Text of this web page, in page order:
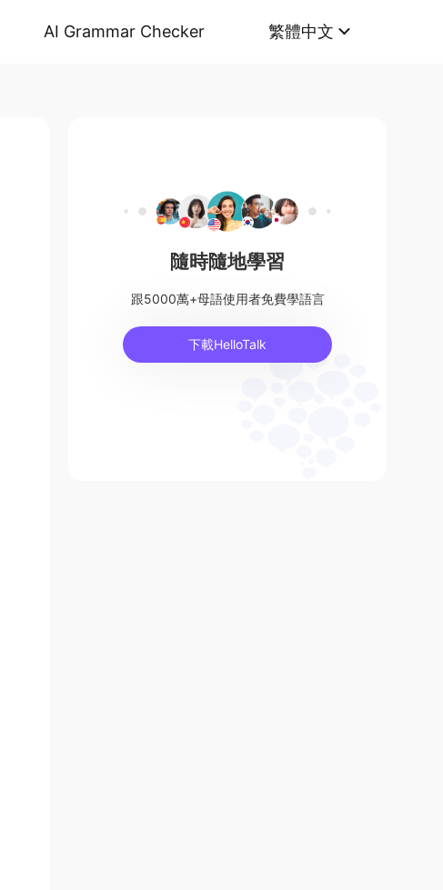
AI Grammar Checker 繁體中文
隨時隨地學習
跟5000萬+母語使用者免費學語言
下載HelloTalk